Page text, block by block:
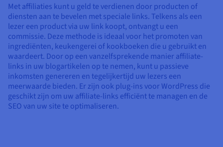
Met affiliaties kunt u geld te verdienen door producten of
diensten aan te bevelen met speciale links. Telkens als een
lezer een product via uw link koopt, ontvangt u een
commissie. Deze methode is ideaal voor het promoten van
ingrediënten, keukengerei of kookboeken die u gebruikt en
waardeert. Door op een vanzelfsprekende manier affiliate-
links in uw blogartikelen op te nemen, kunt u passieve
inkomsten genereren en tegelijkertijd uw lezers een
meerwaarde bieden. Er zijn ook plug-ins voor WordPress die
geschikt zijn om uw affiliate-links efficiënt te managen en de
SEO van uw site te optimaliseren.